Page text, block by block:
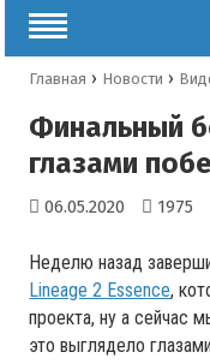
Главная › Новости ›
Финальный
глазами
06.05.2020 1975
Неделю назад
Lineage 2 Essence,
проекта, ну а сейчас
это выглядело